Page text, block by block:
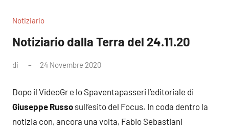
Notiziario
Notiziario dalla Terra del 24.11.20
di 24 Novembre 2020
Dopo il VideoGr e lo Spaventapasseri l’editoriale di
Giuseppe Russo sull’esito del Focus. In coda dentro la
notizia con, ancora una volta, Fabio Sebastiani